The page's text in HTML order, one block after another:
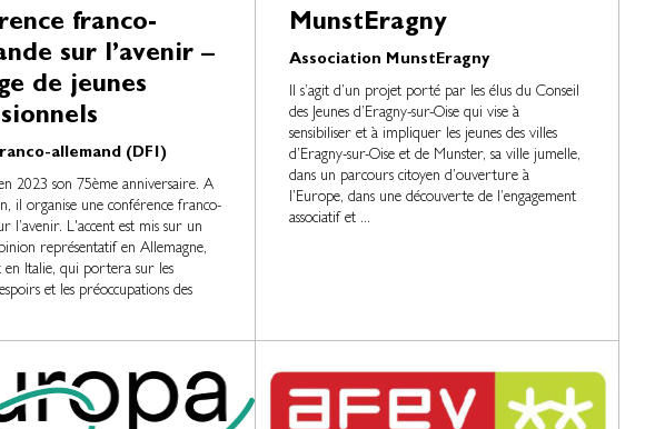
franco-
sur l’avenir –
de jeunes
allemand (DFI)
2023 son 75ème anniversaire. A
il organise une conférence franco-
l’avenir. L'accent est mis sur un
représentatif en Allemagne,
en Italie, qui portera sur les
et les préoccupations des
MunstEragny
Association MunstEragny
Il s’agit d’un projet porté par les élus du Conseil
des Jeunes d’Eragny-sur-Oise qui vise à
sensibiliser et à impliquer les jeunes des villes
d’Eragny-sur-Oise et de Munster, sa ville jumelle,
dans un parcours citoyen d’ouverture à
l’Europe, dans une découverte de l’engagement
associatif et ...